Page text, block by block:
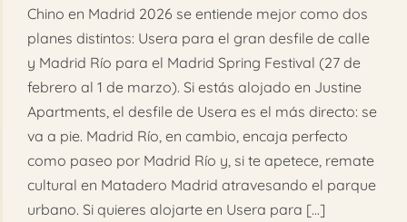
Chino en Madrid 2026 se entiende mejor como dos
planes distintos: Usera para el gran desfile de calle
y Madrid Río para el Madrid Spring Festival (27 de
febrero al 1 de marzo). Si estás alojado en Justine
Apartments, el desfile de Usera es el más directo: se
va a pie. Madrid Río, en cambio, encaja perfecto
como paseo por Madrid Río y, si te apetece, remate
cultural en Matadero Madrid atravesando el parque
urbano. Si quieres alojarte en Usera para [...]